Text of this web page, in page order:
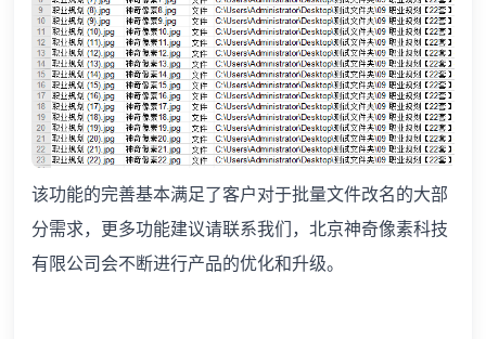
该功能的完善基本满足了客户对于批量文件改名的大部
分需求，更多功能建议请联系我们，北京神奇像素科技
有限公司会不断进行产品的优化和升级。